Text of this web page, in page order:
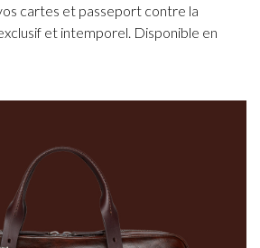
cartes et passeport contre la
et intemporel. Disponible en